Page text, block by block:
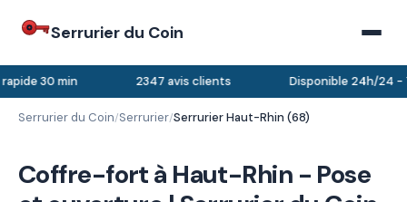
Serrurier du Coin
30 min 2347 avis clients Disponible 24h/24 -
Serrurier du Coin/Serrurier/Serrurier Haut-Rhin (68)
Coffre-fort à Haut-Rhin - Pose